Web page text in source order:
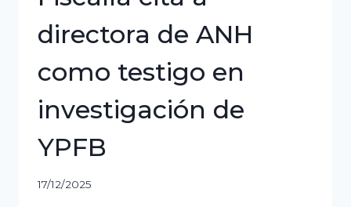
directora de ANH
como testigo en
investigación de
YPFB
17/12/2025